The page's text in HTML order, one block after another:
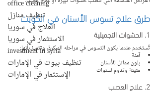
office cleaning
تنظيف منازل
العلاج في سوريا
الاستثمار في سوريا
investment in syria
تنظيف بيوت في الإمارات
الإستثمار في الإمارات
طرق علاج تسوس الأسنان في الكويت
1. الحشوات التجميلية
تُستخدم عندما يكون التسوس في مراحله المبكرة، وتتميز بأنها:
آمنة
بلون مماثل للأسنان
متينة وتدوم لسنوات
2. علاج العصب